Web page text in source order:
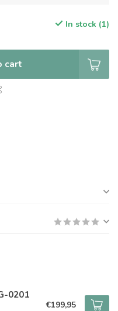
In stock (1)
cart
0201
€199,95